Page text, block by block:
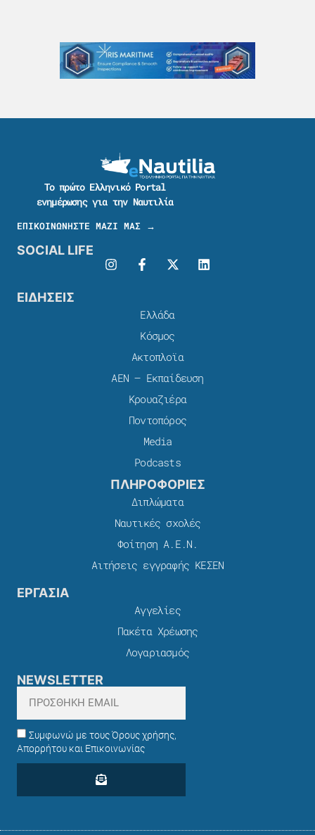
Το πρώτο Ελληνικό Portal
ενημέρωσης για την Ναυτιλία
ΕΠΙΚΟΙΝΩΝΗΣΤΕ ΜΑΖΙ ΜΑΣ →
SOCIAL LIFE
ΕΙΔΗΣΕΙΣ
Ελλάδα
Κόσμος
Ακτοπλοϊα
ΑΕΝ – Εκπαίδευση
Κρουαζιέρα
Ποντοπόρος
Media
Podcasts
ΠΛΗΡΟΦΟΡΙΕΣ
Διπλώματα
Ναυτικές σχολές
Φοίτηση Α.Ε.Ν.
Αιτήσεις εγγραφής ΚΕΣΕΝ
ΕΡΓΑΣΙΑ
Αγγελίες
Πακέτα Χρέωσης​
Λογαριασμός
NEWSLETTER
Συμφωνώ με τους Όρους χρήσης,
Απορρήτου και Επικοινωνίας